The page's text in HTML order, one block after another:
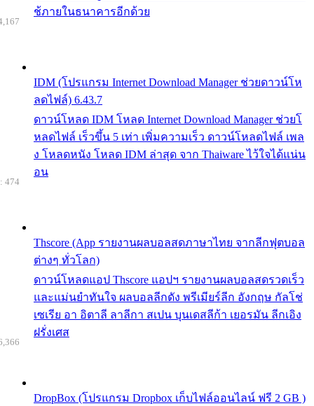
ช้ภายในธนาคารอีกด้วย
IDM (โปรแกรม Internet Download Manager ช่วยดาวน์โห
ลดไฟล์) 6.43.7
ดาวน์โหลด IDM โหลด Internet Download Manager ช่วยโ
หลดไฟล์ เร็วขึ้น 5 เท่า เพิ่มความเร็ว ดาวน์โหลดไฟล์ เพล
ง โหลดหนัง โหลด IDM ล่าสุด จาก Thaiware ไว้ใจได้แน่น
อน
Thscore (App รายงานผลบอลสดภาษาไทย จากลีกฟุตบอล
ต่างๆ ทั่วโลก)
ดาวน์โหลดแอป Thscore แอปฯ รายงานผลบอลสดรวดเร็ว
และแม่นยำทันใจ ผลบอลลีกดัง พรีเมียร์ลีก อังกฤษ กัลโช่
เซเรีย อา อิตาลี ลาลีกา สเปน บุนเดสลีก้า เยอรมัน ลีกเอิง
ฝรั่งเศส
474
DropBox (โปรแกรม Dropbox เก็บไฟล์ออนไลน์ ฟรี 2 GB )